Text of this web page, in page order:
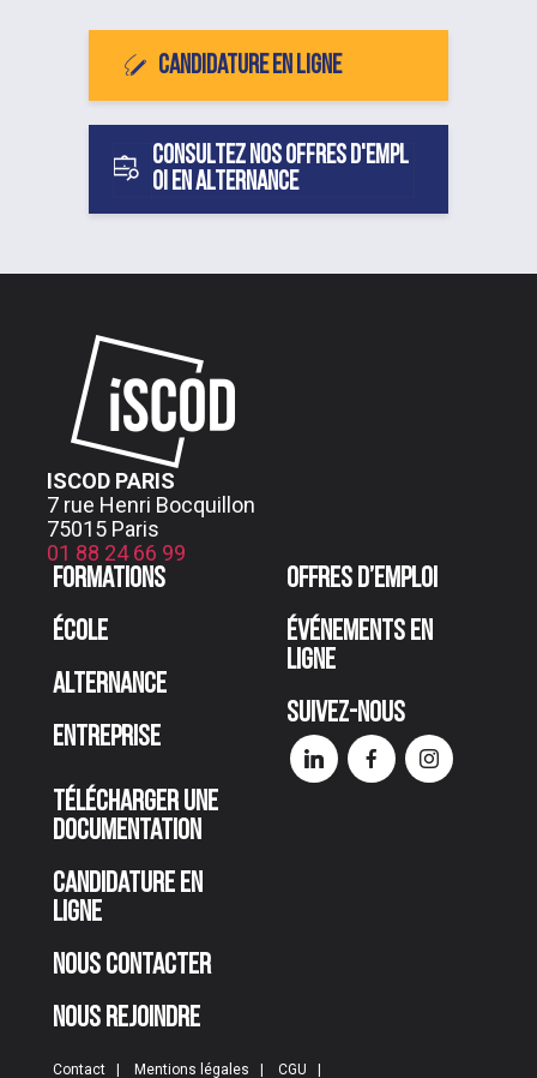
Candidature en ligne
Consultez nos offres d'empl
oi en alternance
ISCOD PARIS
7 rue Henri Bocquillon
75015 Paris
01 88 24 66 99
Formations
École
Alternance
Entreprise
Offres d’emploi
Événements en
ligne
Suivez-nous
Télécharger une
documentation
Candidature en
ligne
Nous contacter
Nous rejoindre
Contact Mentions légales CGU